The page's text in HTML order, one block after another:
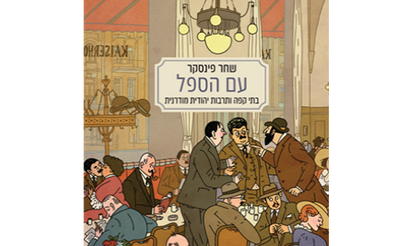
שחר פינסקר
מתן קמינר
הנחת אתר ספר מודפס